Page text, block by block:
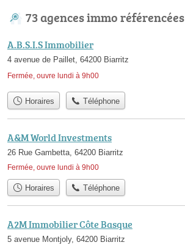
73 agences immo référencées
A.B.S.I.S Immobilier
4 avenue de Paillet, 64200 Biarritz
Fermée, ouvre lundi à 9h00
Horaires Téléphone
A&M World Investments
26 Rue Gambetta, 64200 Biarritz
Fermée, ouvre lundi à 9h00
Horaires Téléphone
A2M Immobilier Côte Basque
5 avenue Montjoly, 64200 Biarritz